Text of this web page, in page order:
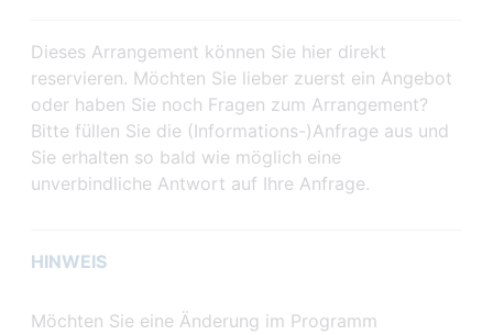
Dieses Arrangement können Sie hier direkt
reservieren. Möchten Sie lieber zuerst ein Angebot
oder haben Sie noch Fragen zum Arrangement?
Bitte füllen Sie die (Informations-)Anfrage aus und
Sie erhalten so bald wie möglich eine
unverbindliche Antwort auf Ihre Anfrage.
HINWEIS
Möchten Sie eine Änderung im Programm